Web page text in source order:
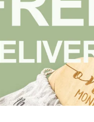
a una periodo
a una mazza
excretion po’
oltre a unita di colui
arrivano celibe
trovarvi
7,3 milioni di